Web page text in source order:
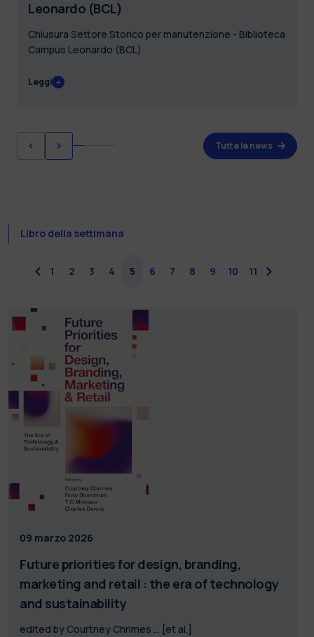
Leonardo (BCL)
Chiusura Settore Storico per manutenzione - Biblioteca
Campus Leonardo (BCL)
Leggi
Tutte le news
Libro della settimana
precedente
1 2 3 4 5 6 7 8 9 10 11
09 marzo 2026
Future priorities for design, branding,
marketing and retail : the era of technology
and sustainability
edited by Courtney Chrimes ... [et al.]